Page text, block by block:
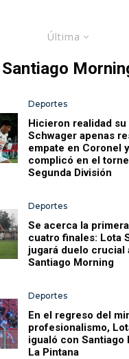
Última
Santiago
Deportes
Hicieron realidad
Schwager apenas
empate en Coronel
complicó en el
Segunda División
Deportes
Se acerca la
cuatro finales: Lota
jugará duelo crucial
Santiago Morning
Deportes
En el regreso del
profesionalismo,
igualó con Santiago
La Pintana